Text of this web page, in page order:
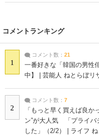
コメントランキング
1
コメント数： 21
一番好きな「韓国の男性
中】 | 芸能人 ねとらぼリ
2
コメント数： 7
「もっと早く買えば良
ン”が大人気 「プライバ
した」（2/2） | ライフ